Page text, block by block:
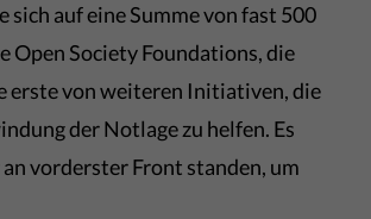
auf eine Summe von fast 500
Open Society Foundations, die
erste von weiteren Initiativen, die
der Notlage zu helfen. Es
vorderster Front standen, um